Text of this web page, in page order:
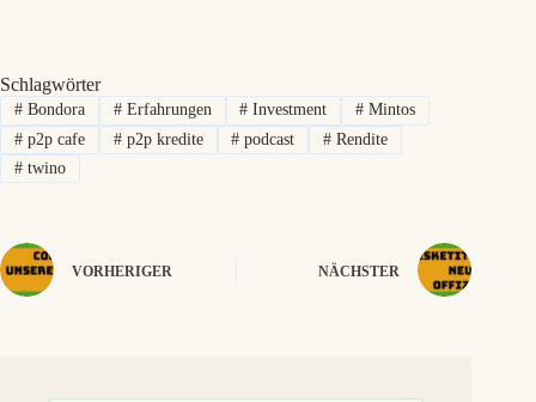
Schlagwörter
#Bondora #Erfahrungen # Investment # Mintos
#p2p cafe #p2p kredite # podcast # Rendite
#twino
VORHERIGER NÄCHSTER